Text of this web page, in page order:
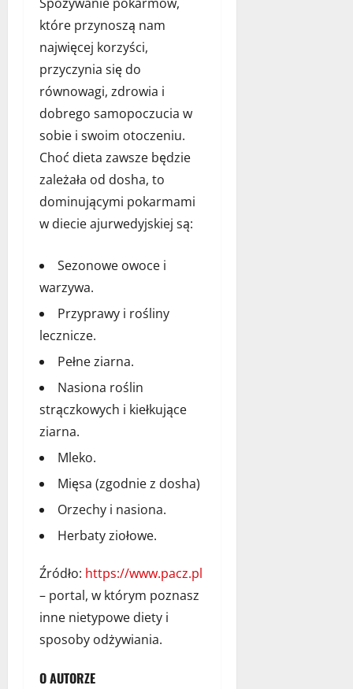
które przynoszą nam
najwięcej korzyści,
przyczynia się do
równowagi, zdrowia i
dobrego samopoczucia w
sobie i swoim otoczeniu.
Choć dieta zawsze będzie
zależała od dosha, to
dominującymi pokarmami
w diecie ajurwedyjskiej są:
Sezonowe owoce i
warzywa.
Przyprawy i rośliny
lecznicze.
Pełne ziarna.
Nasiona roślin
strączkowych i kiełkujące
ziarna.
Mleko.
Mięsa (zgodnie z dosha)
Orzechy i nasiona.
Herbaty ziołowe.
Źródło: https://www.pacz.pl
– portal, w którym poznasz
inne nietypowe diety i
sposoby odżywiania.
O AUTORZE